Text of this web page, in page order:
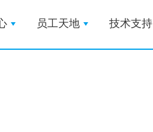
员工天地 技术支持